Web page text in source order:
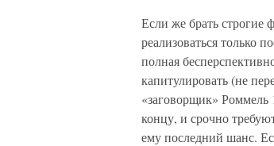
Если же брать строгие
реализоваться только
полная
капитулировать (не
«заговорщик» Роммель
концу, и срочно
ему последний шанс.